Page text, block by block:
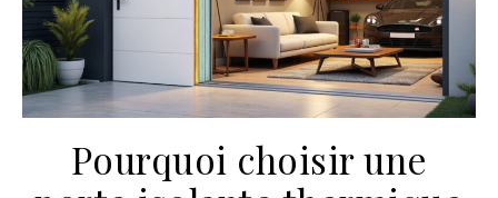
Pourquoi choisir une